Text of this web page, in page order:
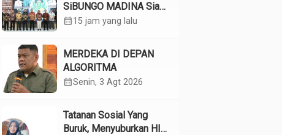
SiBUNGO MADINA Siap
Optimalkan Pendapatan
calendar_month15 jam yang lalu
MERDEKA DI DEPAN
ALGORITMA
calendar_monthSenin, 3 Agt 2026
Tatanan Sosial Yang
Buruk, Menyuburkan HIV